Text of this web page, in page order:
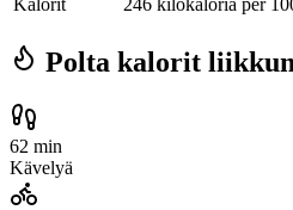
Kalorit
246 kilokaloria per
Polta kalorit
62 min
Kävelyä